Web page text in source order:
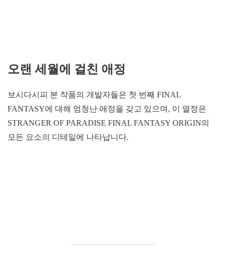
오랜 세월에 걸친 애정
보시다시피 본 작품의 개발자들은 첫 번째 FINAL
FANTASY에 대해 엄청난 애정을 갖고 있으며, 이 열정은
STRANGER OF PARADISE FINAL FANTASY ORIGIN의
모든 요소의 디테일에 나타납니다.